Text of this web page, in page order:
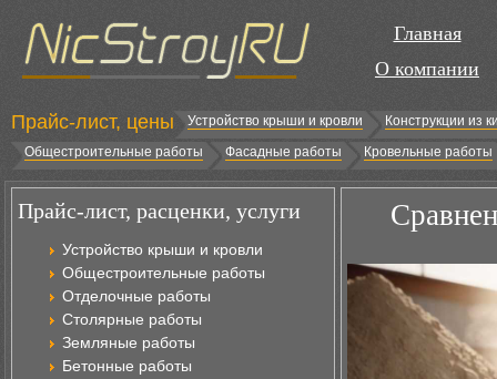
Главная
О компании
Прайс-лист, цены Устройство крыши и кровли
Конструкции из
Общестроительные работы
Фасадные работы Кровельные работы
Прайс-лист, расценки, услуги
Устройство крыши и кровли
Общестроительные работы
Отделочные работы
Столярные работы
Земляные работы
Бетонные работы